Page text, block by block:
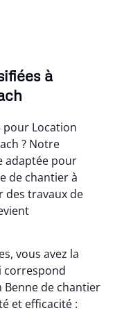
à
pour Location
? Notre
adaptée pour
de chantier à
des travaux de
vous avez la
correspond
de chantier
et efficacité :